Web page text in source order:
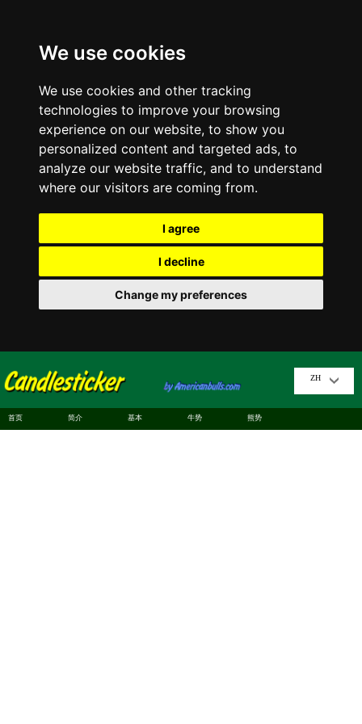
We use cookies
We use cookies and other tracking
technologies to improve your browsing
experience on our website, to show you
personalized content and targeted ads, to
analyze our website traffic, and to understand
where our visitors are coming from.
I agree
I decline
Change my preferences
ZH
首页 简介 基本 牛势 熊势